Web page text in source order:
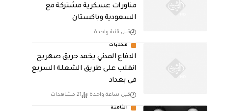
مناورات عسكرية مشتركة مع
السعودية وباكستان
قبل ثانية واحدة
محليات
الدفاع المدني يخمد حريق صهريج
انقلب على طريق الشعلة السريع
في بغداد
قبل ساعة واحدة 21 مشاهدات
الثامنة